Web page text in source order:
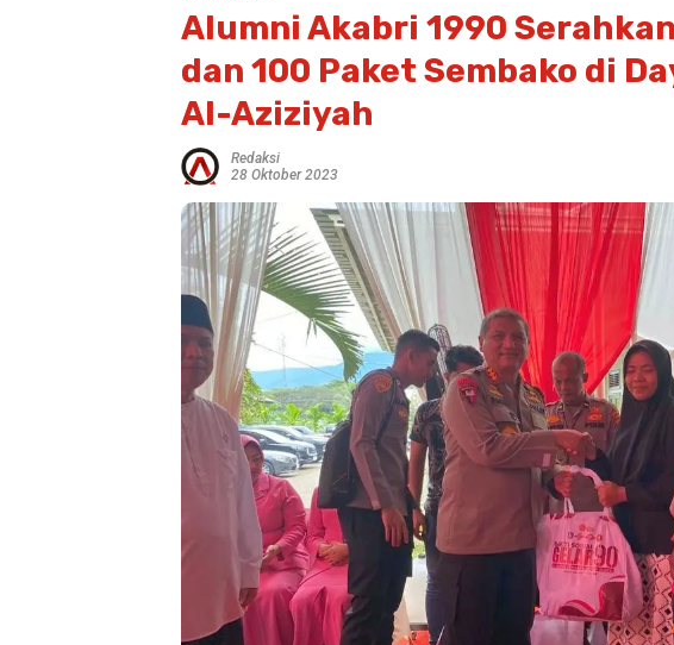
Alumni Akabri 1990
dan 100 Paket Sembako di
Al-Aziziyah
Redaksi
28 Oktober 2023